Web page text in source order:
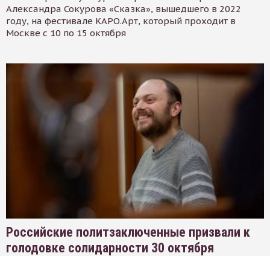
Александра Сокурова «Сказка», вышедшего в 2022
году, на фестивале КАРО.Арт, который проходит в
Москве с 10 по 15 октября
Российские политзаключенные призвали к
голодовке солидарности 30 октября